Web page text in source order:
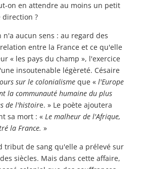
on en attendre au moins un petit
direction ?
n'a aucun sens : au regard des
entre la France et ce qu'elle
« les pays du champ », l'exercice
insoutenable légèreté. Césaire
sur le colonialisme que « l'Europe
la communauté humaine du plus
de l'histoire. » Le poète ajoutera
sa mort : « Le malheur de l'Afrique,
la France. »
tribut de sang qu'elle a prélevé sur
siècles. Mais dans cette affaire,